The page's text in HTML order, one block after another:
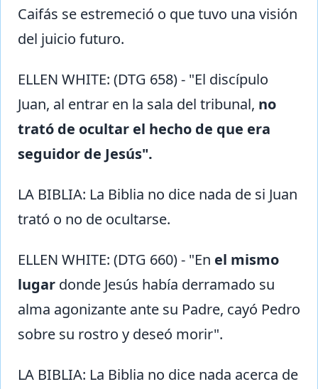
Caifás se estremeció o que tuvo una visión
del juicio futuro.
ELLEN WHITE: (DTG 658) - "El discípulo
Juan, al entrar en la sala del tribunal, no
trató de ocultar el hecho de que era
seguidor de Jesús".
LA BIBLIA: La Biblia no dice nada de si Juan
trató o no de ocultarse.
ELLEN WHITE: (DTG 660) - "En el mismo
lugar donde Jesús había derramado su
alma agonizante ante su Padre, cayó Pedro
sobre su rostro y deseó morir".
LA BIBLIA: La Biblia no dice nada acerca de